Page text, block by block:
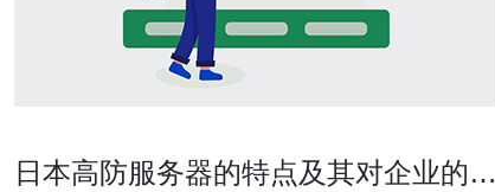
日本高防服务器的特点及其对企业的影